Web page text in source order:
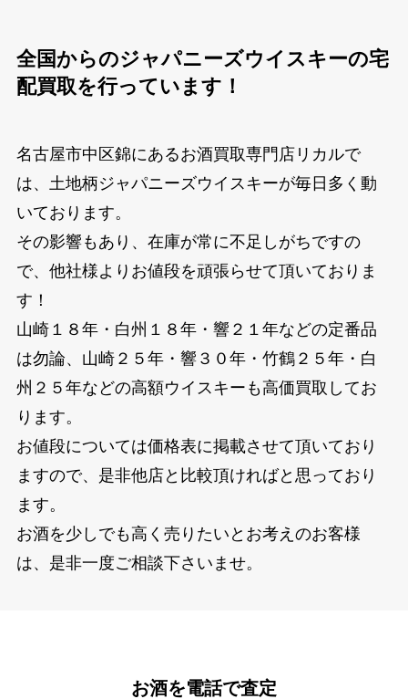
全国からのジャパニーズウイスキーの宅
配買取を行っています！
名古屋市中区錦にあるお酒買取専門店リカルで
は、土地柄ジャパニーズウイスキーが毎日多く動
いております。
その影響もあり、在庫が常に不足しがちですの
で、他社様よりお値段を頑張らせて頂いておりま
す！
山崎１８年・白州１８年・響２１年などの定番品
は勿論、山崎２５年・響３０年・竹鶴２５年・白
州２５年などの高額ウイスキーも高価買取してお
ります。
お値段については価格表に掲載させて頂いており
ますので、是非他店と比較頂ければと思っており
ます。
お酒を少しでも高く売りたいとお考えのお客様
は、是非一度ご相談下さいませ。
お酒を電話で査定